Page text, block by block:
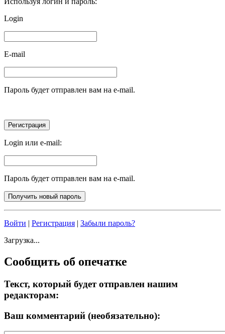
Login
E-mail
Пароль будет отправлен вам на e-mail.
Login или e-mail:
Пароль будет отправлен вам на e-mail.
Войти Регистрация
Забыли пароль?
Загрузка...
Сообщить об опечатке
Текст, который будет отправлен нашим
редакторам:
Ваш комментарий (необязательно):